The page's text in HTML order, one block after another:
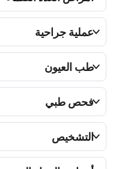
عملية جراحية
طب العيون
فحص طبي
التشخيص